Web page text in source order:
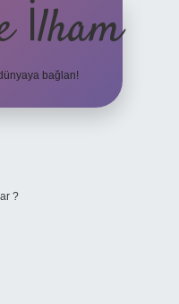
İlham
bağlan!
?